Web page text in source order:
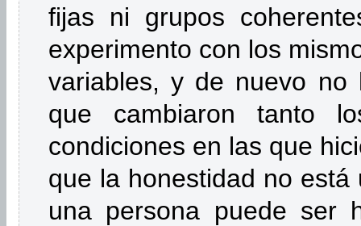
fijas ni grupos
experimento con los
variables, y de nuevo no
que cambiaron tanto
condiciones en las que
que la honestidad no
una persona puede ser